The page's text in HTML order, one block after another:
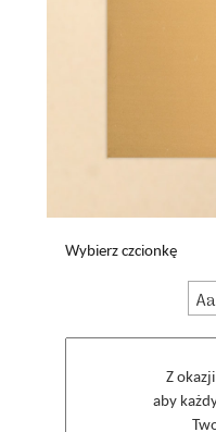
Wybierz czcionkę
Aa